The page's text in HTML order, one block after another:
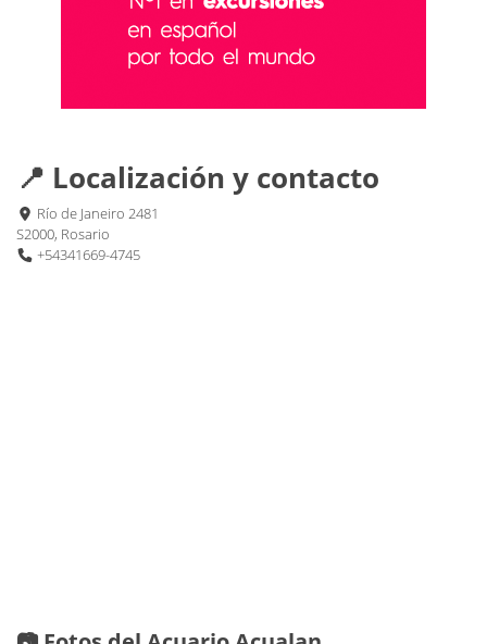
📍 Localización y contacto
Río de Janeiro 2481
S2000, Rosario
+54341669-4745